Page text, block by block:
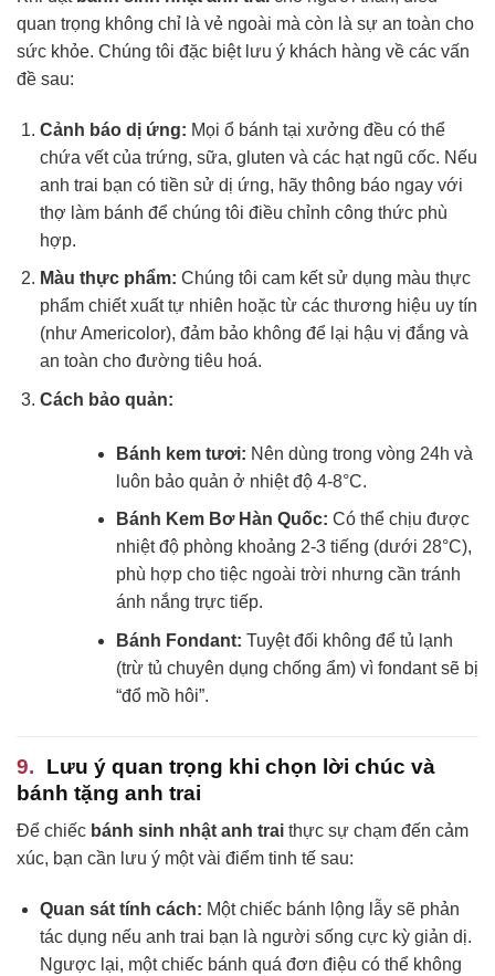
quan trọng không chỉ là vẻ ngoài mà còn là sự an toàn cho
sức khỏe. Chúng tôi đặc biệt lưu ý khách hàng về các vấn
đề sau:
Cảnh báo dị ứng: Mọi ổ bánh tại xưởng đều có thể
chứa vết của trứng, sữa, gluten và các hạt ngũ cốc. Nếu
anh trai bạn có tiền sử dị ứng, hãy thông báo ngay với
thợ làm bánh để chúng tôi điều chỉnh công thức phù
hợp.
Màu thực phẩm: Chúng tôi cam kết sử dụng màu thực
phẩm chiết xuất tự nhiên hoặc từ các thương hiệu uy tín
(như Americolor), đảm bảo không để lại hậu vị đắng và
an toàn cho đường tiêu hoá.
Cách bảo quản:
Bánh kem tươi: Nên dùng trong vòng 24h và
luôn bảo quản ở nhiệt độ 4-8°C.
Bánh Kem Bơ Hàn Quốc: Có thể chịu được
nhiệt độ phòng khoảng 2-3 tiếng (dưới 28°C),
phù hợp cho tiệc ngoài trời nhưng cần tránh
ánh nắng trực tiếp.
Bánh Fondant: Tuyệt đối không để tủ lạnh
(trừ tủ chuyên dụng chống ẩm) vì fondant sẽ bị
“đổ mồ hôi”.
Lưu ý quan trọng khi chọn lời chúc và
bánh tặng anh trai
Để chiếc bánh sinh nhật anh trai thực sự chạm đến cảm
xúc, bạn cần lưu ý một vài điểm tinh tế sau:
Quan sát tính cách: Một chiếc bánh lộng lẫy sẽ phản
tác dụng nếu anh trai bạn là người sống cực kỳ giản dị.
Ngược lại, một chiếc bánh quá đơn điệu có thể không